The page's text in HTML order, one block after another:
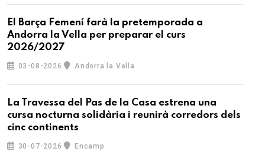
El Barça Femení farà la pretemporada a
Andorra la Vella per preparar el curs
2026/2027
03-08-2026 Andorra la Vella
La Travessa del Pas de la Casa estrena una
cursa nocturna solidària i reunirà corredors dels
cinc continents
30-07-2026 Encamp